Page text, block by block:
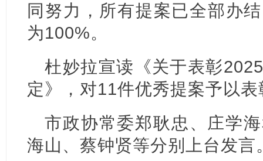
同努力，所有提案已全部办
为100%。
杜妙拉宣读《关于表彰
定》，对11件优秀提案予以表
市政协常委郑耿忠、庄学
海山、蔡钟贤等分别上台发言